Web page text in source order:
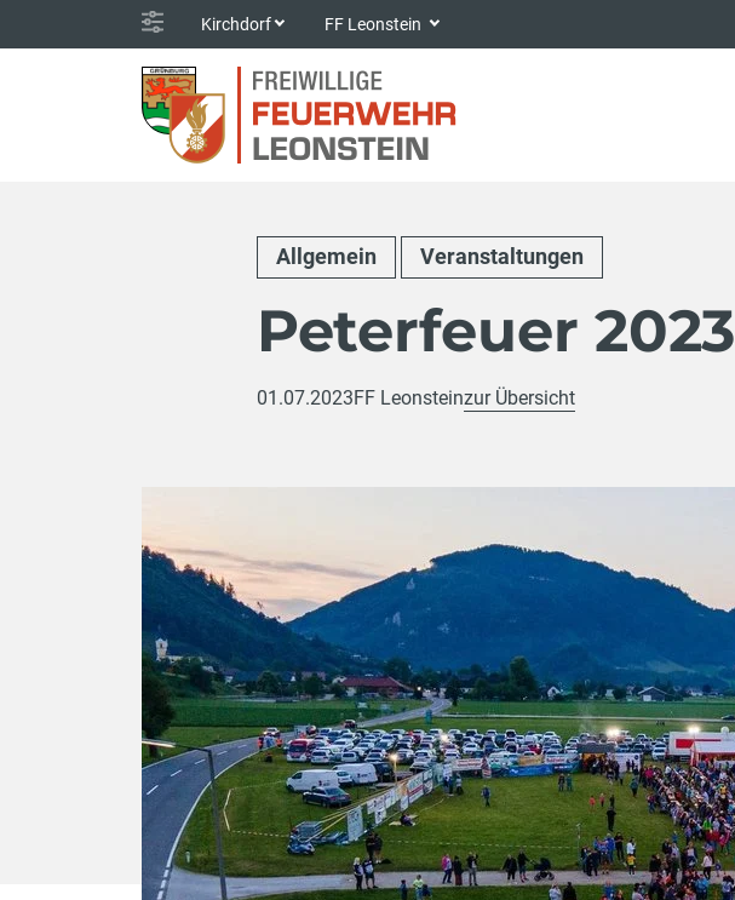
Kirchdorf FF Leonstein
Allgemein Veranstaltungen
Peterfeuer 2023
01.07.2023FF Leonsteinzur Übersicht